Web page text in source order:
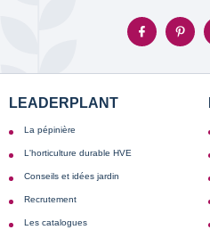
LEADERPLANT
La pépinière
L'horticulture durable HVE
Conseils et idées jardin
Recrutement
Les catalogues